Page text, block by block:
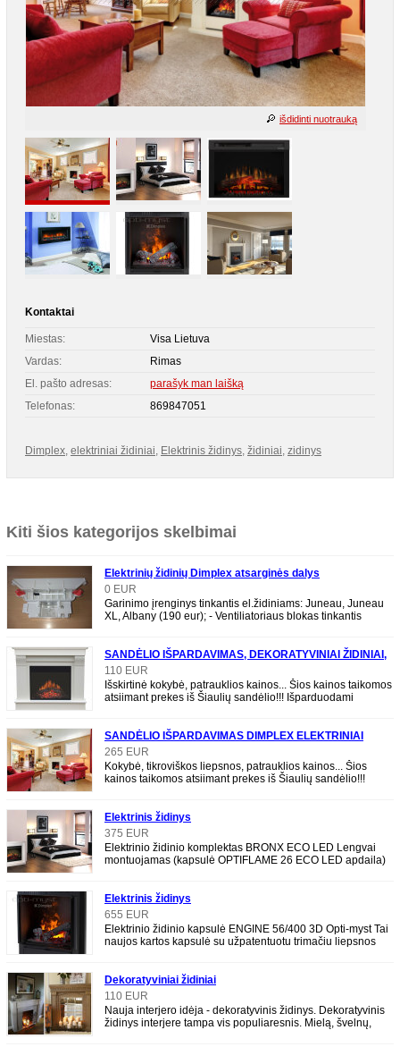
išdidinti nuotrauką
Kontaktai
Miestas:
Visa Lietuva
Vardas:
Rimas
El. pašto adresas:
parašyk man laišką
Telefonas:
869847051
Dimplex, elektriniai židiniai, Elektrinis židinys, židiniai, zidinys
Kiti šios kategorijos skelbimai
Elektrinių židinių Dimplex atsarginės dalys
0 EUR
Garinimo įrenginys tinkantis el.židiniams: Juneau, Juneau
XL, Albany (190 eur); - Ventiliatoriaus blokas tinkantis
SANDĖLIO IŠPARDAVIMAS, DEKORATYVINIAI ŽIDINIAI,
ELEKTRINIŲ ŽIDINIŲ APDAILOS
110 EUR
Išskirtinė kokybė, patrauklios kainos... Šios kainos taikomos
atsiimant prekes iš Šiaulių sandėlio!!! Išparduodami
SANDĖLIO IŠPARDAVIMAS DIMPLEX ELEKTRINIAI
ŽIDINIAI
265 EUR
Kokybė, tikroviškos liepsnos, patrauklios kainos... Šios
kainos taikomos atsiimant prekes iš Šiaulių sandėlio!!!
Elektrinis židinys
375 EUR
Elektrinio židinio komplektas BRONX ECO LED Lengvai
montuojamas (kapsulė OPTIFLAME 26 ECO LED apdaila)
Elektrinis židinys
655 EUR
Elektrinio židinio kapsulė ENGINE 56/400 3D Opti-myst Tai
naujos kartos kapsulė su užpatentuotu trimačiu liepsnos
Dekoratyviniai židiniai
110 EUR
Nauja interjero idėja - dekoratyvinis židinys. Dekoratyvinis
židinys interjere tampa vis populiaresnis. Mielą, švelnų,